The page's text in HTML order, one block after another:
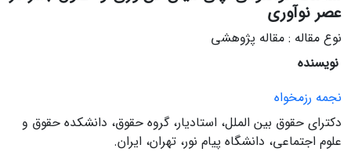
عصر نوآوری
نوع مقاله : مقاله پژوهشی
نویسنده
نجمه رزمخواه
دکترای حقوق بین الملل، استادیار، گروه حقوق، دانشکده حقوق و
علوم اجتماعی، دانشگاه پیام نور، تهران، ایران.